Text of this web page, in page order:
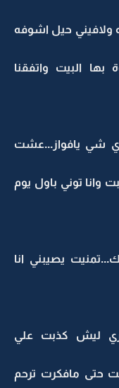
ولافيني حيل اشوفه
البيت واتفقنا
شي يافواز...عشت
وانا توني باول يوم
يصيبني انا
ليش كذبت علي
حتى مافكرت ترحم